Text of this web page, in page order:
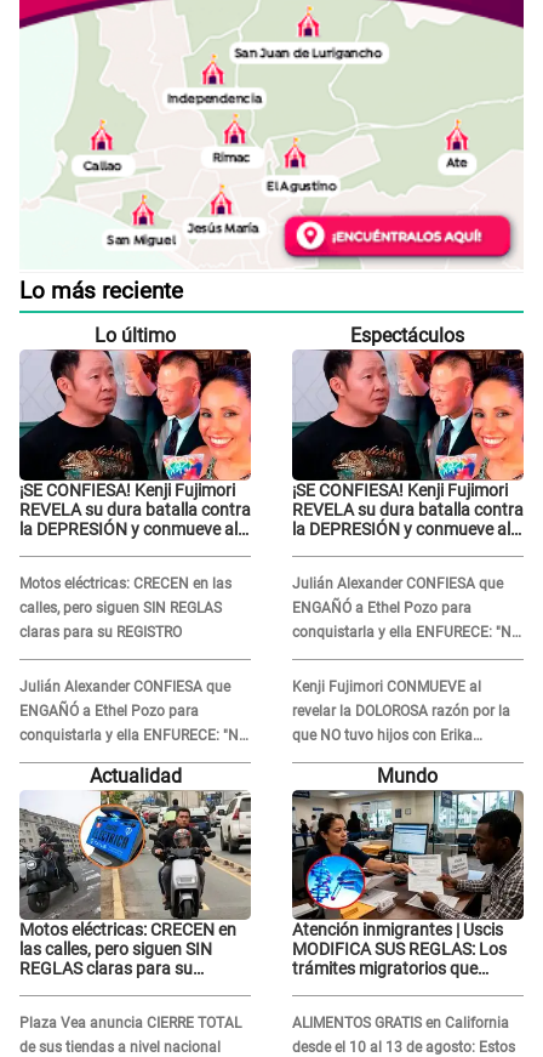
Lo más reciente
Lo último
¡SE CONFIESA! Kenji Fujimori
REVELA su dura batalla contra
la DEPRESIÓN y conmueve al
Motos eléctricas: CRECEN en las
calles, pero siguen SIN REGLAS
claras para su REGISTRO
Julián Alexander CONFIESA que
ENGAÑÓ a Ethel Pozo para
conquistarla y ella ENFURECE: "No
te lo voy a perdonar nunca"
Espectáculos
¡SE CONFIESA! Kenji Fujimori
REVELA su dura batalla contra
la DEPRESIÓN y conmueve al
Julián Alexander CONFIESA que
ENGAÑÓ a Ethel Pozo para
conquistarla y ella ENFURECE: "No
te lo voy a perdonar nunca"
Kenji Fujimori CONMUEVE al
revelar la DOLOROSA razón por la
que NO tuvo hijos con Erika
Muñoz: "Por el proceso judicial..."
Actualidad
Motos eléctricas: CRECEN en
las calles, pero siguen SIN
REGLAS claras para su
Plaza Vea anuncia CIERRE TOTAL
de sus tiendas a nivel nacional
Mundo
Atención inmigrantes | Uscis
MODIFICA SUS REGLAS: Los
trámites migratorios que
ALIMENTOS GRATIS en California
desde el 10 al 13 de agosto: Estos